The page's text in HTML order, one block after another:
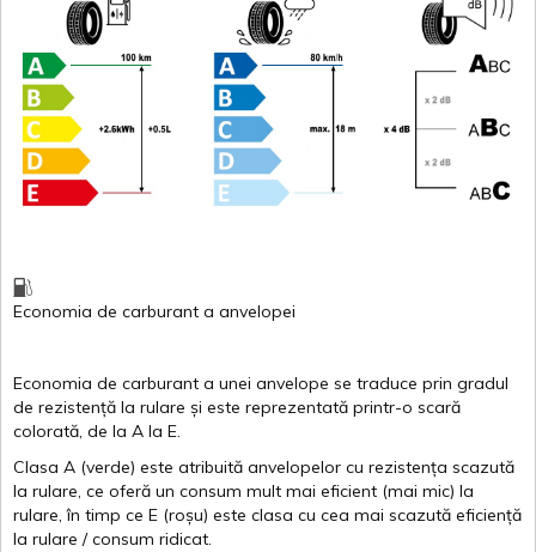
Economia de carburant a anvelopei
Economia de carburant a unei anvelope se traduce prin gradul
de rezistență la rulare și este reprezentată printr-o scară
colorată, de la A la E.
Clasa A (verde) este atribuită anvelopelor cu rezistența scazută
la rulare, ce oferă un consum mult mai eficient (mai mic) la
rulare,în timp ce E (roșu) este clasa cu cea mai scazută eficiență
la rulare /consum ridicat.